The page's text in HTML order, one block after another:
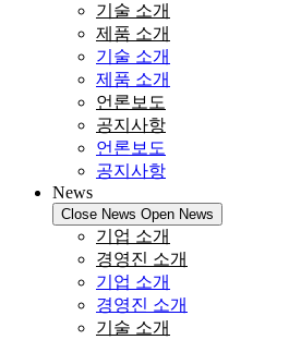
기술 소개
제품 소개
기술 소개
제품 소개
언론보도
공지사항
언론보도
공지사항
News
Close News Open News
기업 소개
경영진 소개
기업 소개
경영진 소개
기술 소개